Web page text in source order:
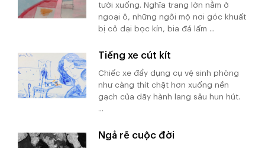
tưới xuống. Nghĩa trang lớn nằm ở
ngoại ô, những ngôi mộ nơi góc khuất
bị cỏ dại bọc kín, bia đá lấm ...
Tiếng xe cút kít
Chiếc xe đẩy dụng cụ vệ sinh phòng
như càng thít chặt hơn xuống nền
gạch của dãy hành lang sâu hun hút.
...
Ngả rẽ cuộc đời